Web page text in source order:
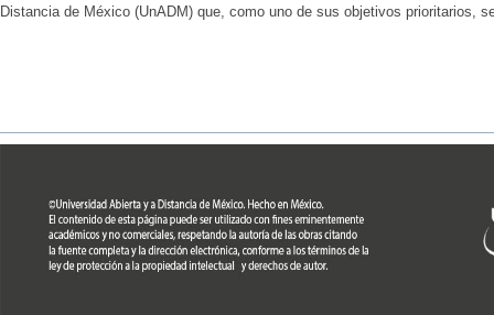
Distancia de México (UnADM) que, como uno de sus objetivos prioritarios,